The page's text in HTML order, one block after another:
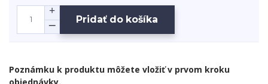
Pridať do košíka